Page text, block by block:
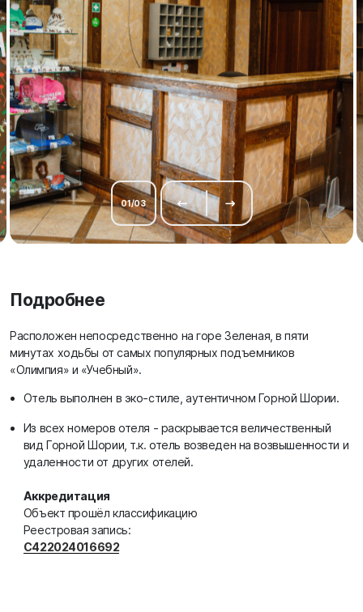
01/03
Подробнее
Расположен непосредственно на горе Зеленая, в пяти
минутах ходьбы от самых популярных подъемников
«Олимпия» и «Учебный».
Отель выполнен в эко-стиле, аутентичном Горной Шории.
Из всех номеров отеля - раскрывается величественный
вид Горной Шории, т.к. отель возведен на возвышенности и
удаленности от других отелей.
Аккредитация
Объект прошёл классификацию
Реестровая запись:
С422024016692